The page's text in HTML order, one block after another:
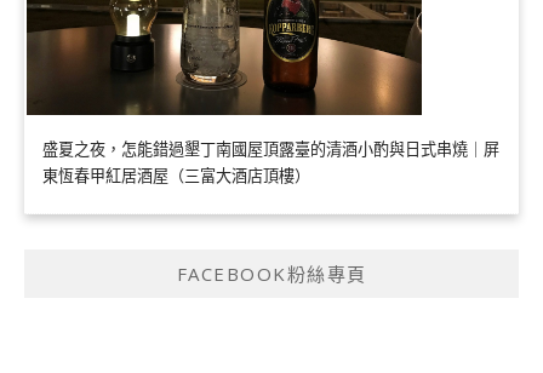
盛夏之夜，怎能錯過墾丁南國屋頂露臺的清酒小酌與日式串燒｜屏
東恆春甲紅居酒屋（三富大酒店頂樓）
FACEBOOK粉絲專頁